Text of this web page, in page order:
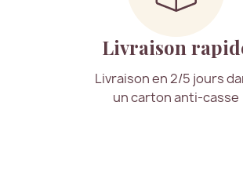
Livraison
Livraison en 2/5 jours
un carton anti-casse